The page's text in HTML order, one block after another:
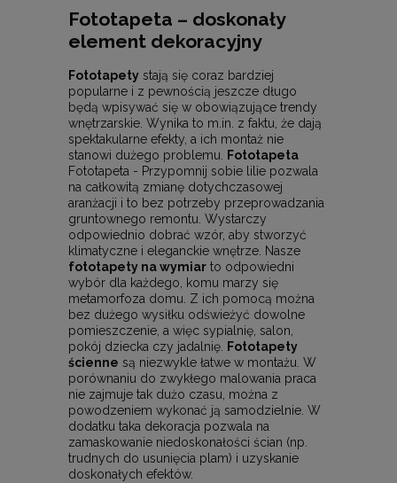
Fototapeta – doskonały
element dekoracyjny
Fototapety stają się coraz bardziej
popularne i z pewnością jeszcze długo
będą wpisywać się w obowiązujące trendy
wnętrzarskie. Wynika to m.in. z faktu, że dają
spektakularne efekty, a ich montaż nie
stanowi dużego problemu. Fototapeta
Fototapeta - Przypomnij sobie lilie pozwala
na całkowitą zmianę dotychczasowej
aranżacji i to bez potrzeby przeprowadzania
gruntownego remontu. Wystarczy
odpowiednio dobrać wzór, aby stworzyć
klimatyczne i eleganckie wnętrze. Nasze
fototapety na wymiar to odpowiedni
wybór dla każdego, komu marzy się
metamorfoza domu. Z ich pomocą można
bez dużego wysiłku odświeżyć dowolne
pomieszczenie, a więc sypialnię, salon,
pokój dziecka czy jadalnię. Fototapety
ścienne są niezwykle łatwe w montażu. W
porównaniu do zwykłego malowania praca
nie zajmuje tak dużo czasu, można z
powodzeniem wykonać ją samodzielnie. W
dodatku taka dekoracja pozwala na
zamaskowanie niedoskonałości ścian (np.
trudnych do usunięcia plam) i uzyskanie
doskonałych efektów.